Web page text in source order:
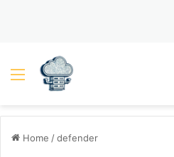
Menu
Home /defender